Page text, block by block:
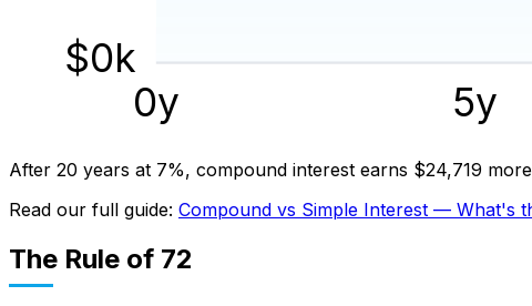
$0k
0y 5y
After 20 years at 7%, compound interest earns $24,719
Read our full guide: Compound vs Simple Interest — What's
The Rule of 72